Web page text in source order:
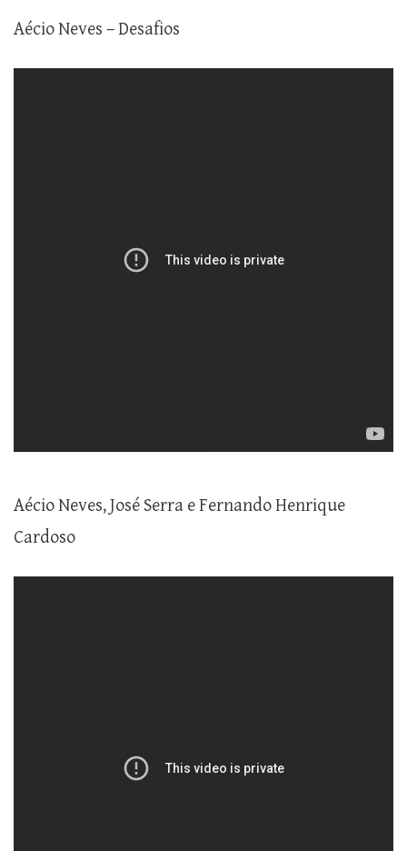
Aécio Neves – Desafios
Aécio Neves, José Serra e Fernando Henrique
Cardoso